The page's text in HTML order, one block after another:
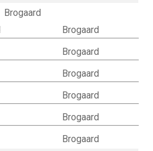
Brogaard
Brogaard
Brogaard
Brogaard
Brogaard
Brogaard
Brogaard